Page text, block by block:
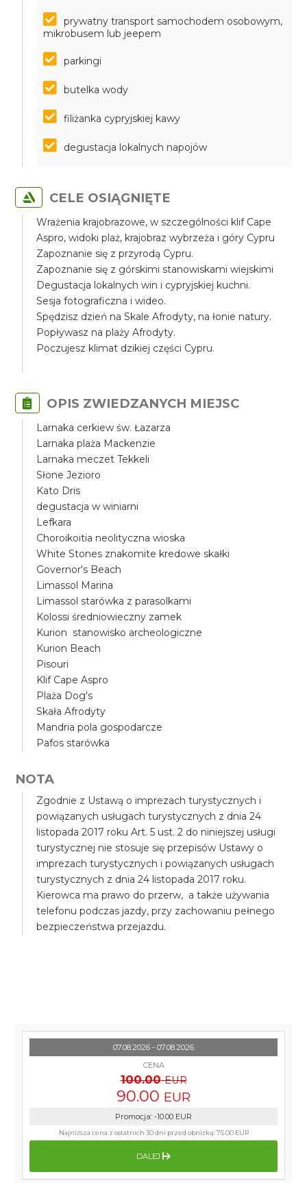
prywatny transport samochodem osobowym,
mikrobusem lub jeepem
parkingi
butelka wody
filiżanka cypryjskiej kawy
degustacja lokalnych napojów
CELE OSIĄGNIĘTE
Wrażenia krajobrazowe, w szczególności klif Cape
Aspro, widoki plaż, krajobraz wybrzeża i góry Cypru
Zapoznanie się z przyrodą Cypru.
Zapoznanie się z górskimi stanowiskami wiejskimi
Degustacja lokalnych win i cypryjskiej kuchni.
Sesja fotograficzna i wideo.
Spędzisz dzień na Skale Afrodyty, na łonie natury.
Popływasz na plaży Afrodyty.
Poczujesz klimat dzikiej części Cypru.
OPIS ZWIEDZANYCH MIEJSC
Larnaka cerkiew św. Łazarza
Larnaka plaża Mackenzie
Larnaka meczet Tekkeli
Słone Jezioro
Kato Dris
degustacja w winiarni
Lefkara
Choroikoitia neolityczna wioska
White Stones znakomite kredowe skałki
Governor's Beach
Limassol Marina
Limassol starówka z parasolkami
Kolossi średniowieczny zamek
Kurion stanowisko archeologiczne
Kurion Beach
Pisouri
Klif Cape Aspro
Plaża Dog's
Skała Afrodyty
Mandria pola gospodarcze
Pafos starówka
NOTA
Zgodnie z Ustawą o imprezach turystycznych i
powiązanych usługach turystycznych z dnia 24
listopada 2017 roku Art. 5 ust. 2 do niniejszej usługi
turystycznej nie stosuje się przepisów Ustawy o
imprezach turystycznych i powiązanych usługach
turystycznych z dnia 24 listopada 2017 roku.
Kierowca ma prawo do przerw, a także używania
telefonu podczas jazdy, przy zachowaniu pełnego
bezpieczeństwa przejazdu.
07.08.2026 - 07.08.2026
CENA
100.00 EUR
90.00 EUR
Promocja: -10.00 EUR
Najniższa cena z ostatnich 30 dni przed obniżką:75.00 EUR
DALEJ